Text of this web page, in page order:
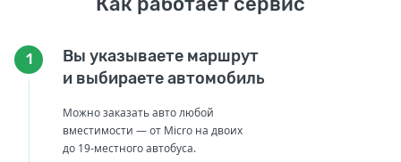
1
Вы указываете маршрут
и выбираете автомобиль
Можно заказать авто любой
вместимости — от Micro на двоих
до 19-местного автобуса.